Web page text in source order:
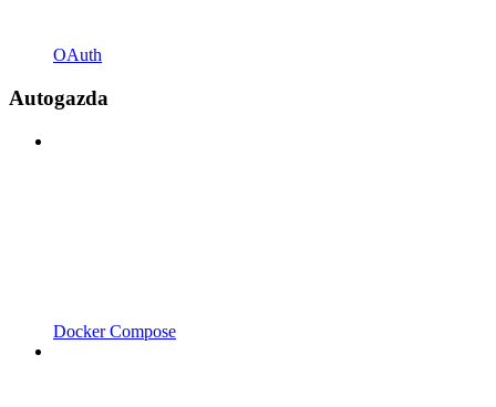
OAuth
Autogazda
Docker Compose